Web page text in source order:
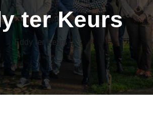
ter Keurs
Eddy ter Keurs